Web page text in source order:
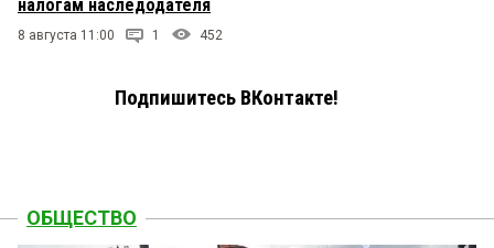
налогам наследодателя
8 августа 11:00 1 452
Подпишитесь ВКонтакте!
ОБЩЕСТВО